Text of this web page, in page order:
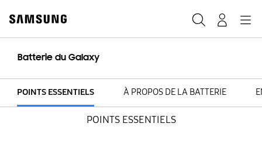
content
Batterie du Galaxy
POINTS ESSENTIELS À PROPOS DE LA BATTERIE
POINTS ESSENTIELS